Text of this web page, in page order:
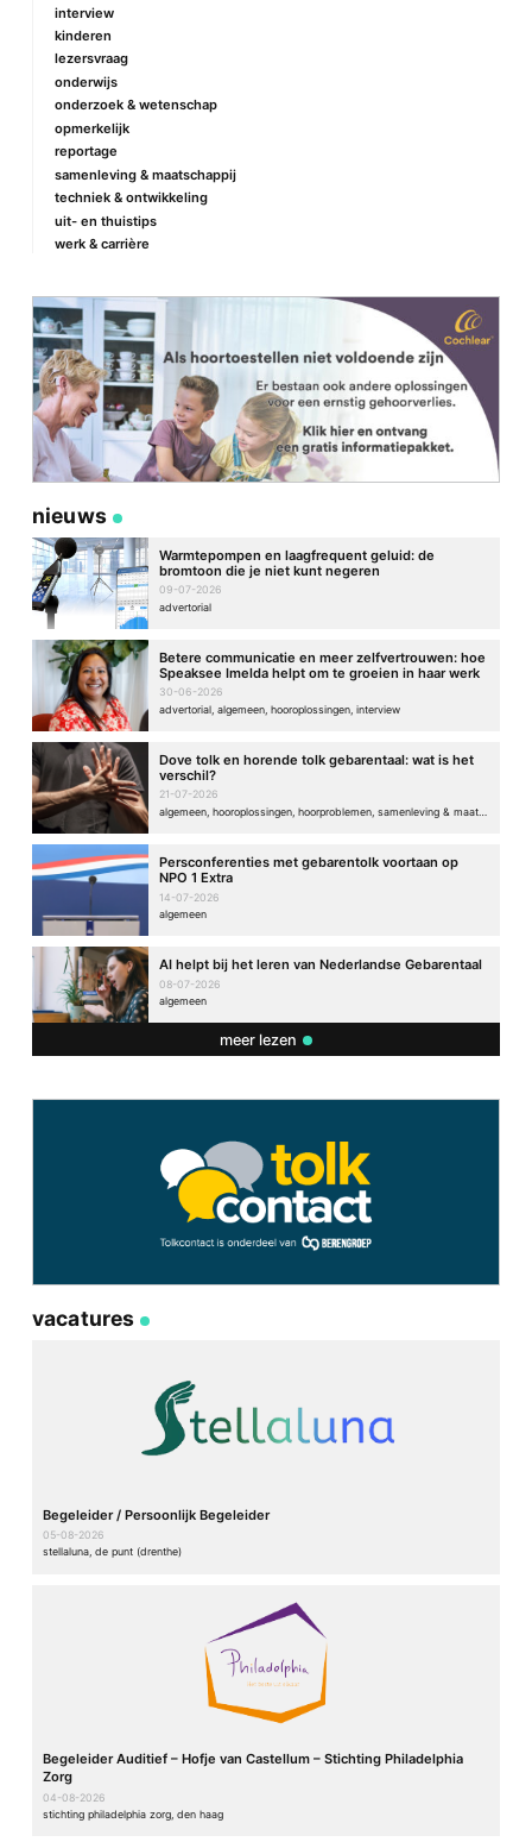
Naam*
E-mail*
interview
kinderen
lezersvraag
onderwijs
onderzoek & wetenschap
opmerkelijk
reportage
samenleving & maatschappij
techniek & ontwikkeling
uit- en thuistips
werk & carrière
nieuws
Warmtepompen en laagfrequent geluid: de
bromtoon die je niet kunt negeren
09-07-2026
advertorial
Betere communicatie en meer zelfvertrouwen: hoe
Speaksee Imelda helpt om te groeien in haar werk
30-06-2026
advertorial, algemeen, hooroplossingen, interview
Dove tolk en horende tolk gebarentaal: wat is het
verschil?
21-07-2026
Persconferenties met gebarentolk voortaan op
NPO 1 Extra
14-07-2026
algemeen
AI helpt bij het leren van Nederlandse Gebarentaal
08-07-2026
algemeen
meer lezen
vacatures
Begeleider / Persoonlijk Begeleider
05-08-2026
stellaluna, de punt (drenthe)
Begeleider Auditief – Hofje van Castellum – Stichting Philadelphia
Zorg
04-08-2026
stichting philadelphia zorg, den haag